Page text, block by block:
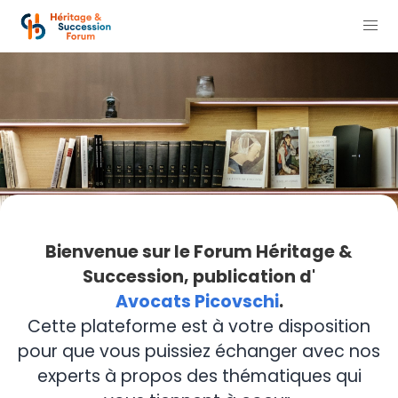
Bienvenue sur le Forum Héritage &
Succession, publication d'
Avocats Picovschi.
Cette plateforme est à votre disposition
pour que vous puissiez échanger avec nos
experts à propos des thématiques qui